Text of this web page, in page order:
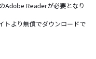
Adobe Readerが必要となり
トより無償でダウンロードで